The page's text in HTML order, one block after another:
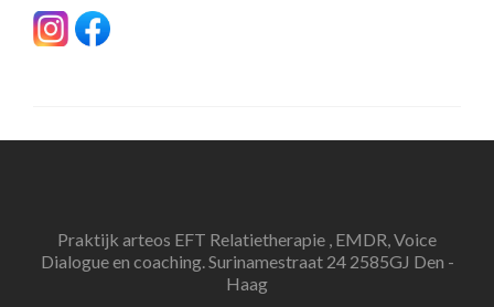
Praktijk arteos EFT Relatietherapie , EMDR, Voice
Dialogue en coaching. Surinamestraat 24 2585GJ Den -
Haag